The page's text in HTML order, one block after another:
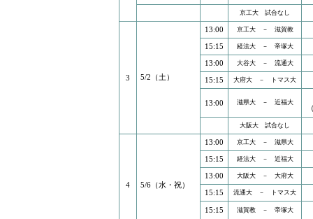
京工大 試合なし
3 5/2（土）
13:00 京工大 － 滋賀教
15:15 経法大 － 帝塚大
13:00 大谷大 － 流通大
15:15 大府大 － トマス大
13:00 滋県大 － 近福大
大阪大 試合なし
4 5/6（水・祝）
13:00 京工大 － 滋県大
15:15 経法大 － 近福大
13:00 大阪大 － 大府大
15:15 流通大 － トマス大
15:15 滋賀教 － 帝塚大